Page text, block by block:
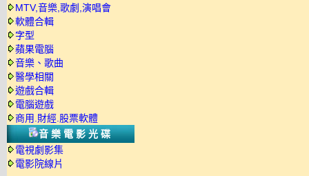
MTV,音樂,歌劇,演唱會
軟體合輯
字型
蘋果電腦
音樂、歌曲
醫學相關
遊戲合輯
電腦遊戲
商用.財經.股票軟體
音樂電影光碟
電視劇影集
電影院線片